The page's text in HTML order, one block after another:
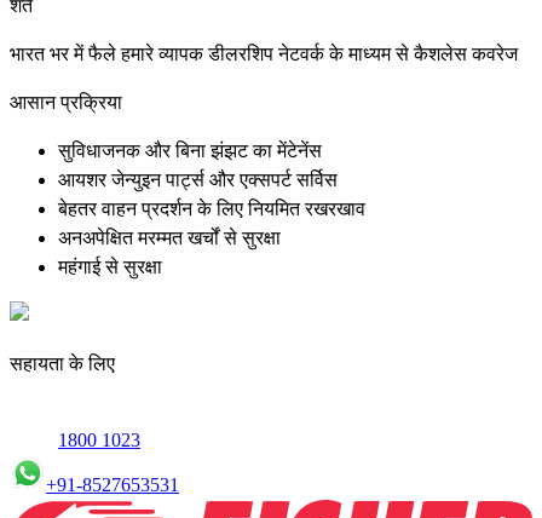
शर्तें
भारत भर में फैले हमारे व्यापक डीलरशिप नेटवर्क के माध्यम से कैशलेस कवरेज
आसान प्रक्रिया
सुविधाजनक और बिना झंझट का मेंटेनेंस
आयशर जेन्युइन पार्ट्स और एक्सपर्ट सर्विस
बेहतर वाहन प्रदर्शन के लिए नियमित रखरखाव
अनअपेक्षित मरम्मत खर्चों से सुरक्षा
महंगाई से सुरक्षा
सहायता के लिए
1800 1023
+91-8527653531